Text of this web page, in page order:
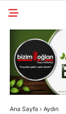
Ana Sayfa › Aydın